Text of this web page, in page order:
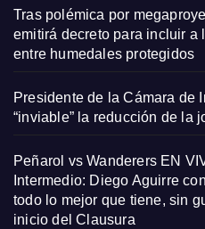
Tras polémica por
emitirá decreto para incluir a
entre humedales protegidos
Presidente de la Cámara de
“inviable” la reducción de la
Peñarol vs Wanderers EN
Intermedio: Diego Aguirre
todo lo mejor que tiene, sin
inicio del Clausura